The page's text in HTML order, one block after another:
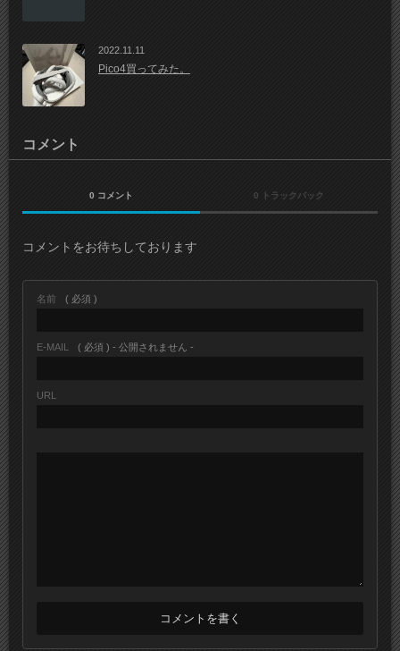
2022.11.11
Pico4買ってみた。
コメント
0 コメント 0 トラックバック
コメントをお待ちしております
名前 ( 必須 )
E-MAIL ( 必須 ) - 公開されません -
URL